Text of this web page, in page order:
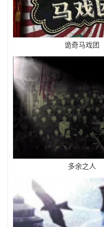
诡奇马戏团
多余之人